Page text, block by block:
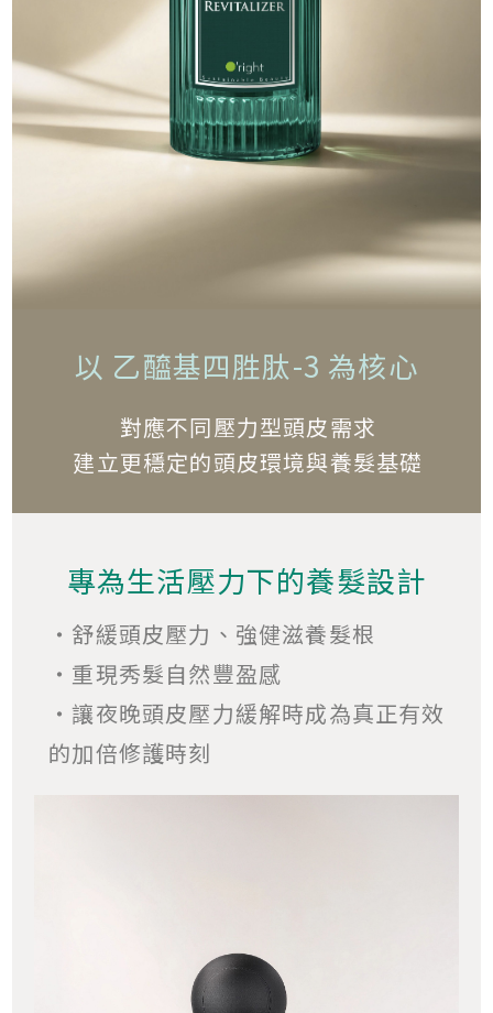
以 乙醯基四胜肽-3 為核心
對應不同壓力型頭皮需求
建立更穩定的頭皮環境與養髮基礎
專為生活壓力下的養髮設計
・舒緩頭皮壓力、強健滋養髮根
・重現秀髮自然豐盈感
・讓夜晚頭皮壓力緩解時成為真正有效
的加倍修護時刻